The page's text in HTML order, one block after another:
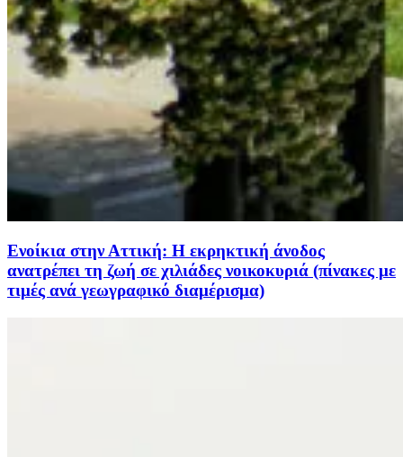
Ενοίκια στην Αττική: Η εκρηκτική άνοδος
ανατρέπει τη ζωή σε χιλιάδες νοικοκυριά (πίνακες με
τιμές ανά γεωγραφικό διαμέρισμα)